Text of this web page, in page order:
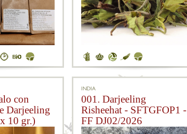
con
Darjeeling
10 gr.)
INDIA
001. Darjeeling
Risheehat - SFTGFOP1 -
FF DJ02/2026